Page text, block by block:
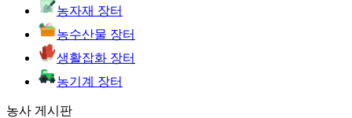
농자재 장터
농수산물 장터
생활잡화 장터
농기계 장터
농사 게시판